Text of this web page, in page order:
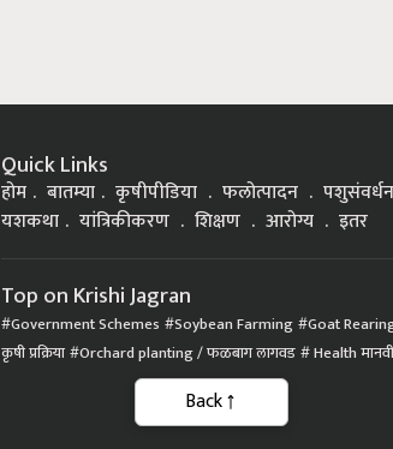
Quick Links
होम बातम्या कृषीपीडिया फलोत्पादन पशुसंवर्धन
यशकथा
यांत्रिकीकरण शिक्षण आरोग्य इतर
Top on Krishi Jagran
Government Schemes Soybean Farming Goat
कृषी प्रक्रिया Orchard planting / फळबाग लागवड Health